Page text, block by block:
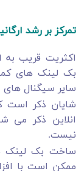
تمرکز بر رشد
اکثریت قریب
بک لینک های
سایر سیگنال های SEO مرتبط است.
شایان ذکر است
انلاین ذکر می
نیست.
ممکن است با